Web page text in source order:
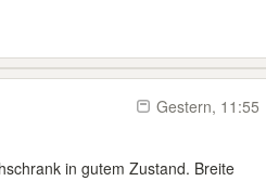
Gestern, 11:55
in gutem Zustand. Breite